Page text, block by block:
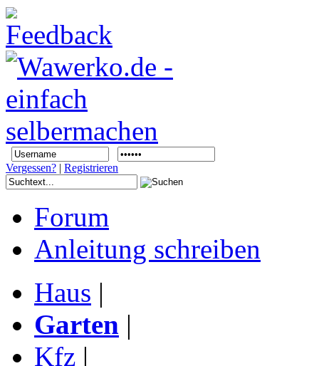
Vergessen? | Registrieren
Forum
Anleitung schreiben
Haus |
Garten |
Kfz |